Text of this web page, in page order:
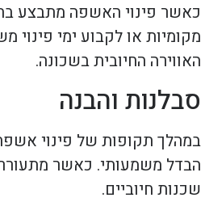
כאשר פינוי האשפה מתבצע
מקומיות או לקבוע ימי
האווירה החיובית בשכונה.
סבלנות והבנה
במהלך תקופות של פינוי
הבדל משמעותי. כאשר
שכנות חיוביים.